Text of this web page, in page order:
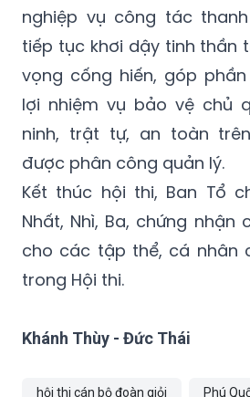
nghiệp vụ công tác
tiếp tục khơi dậy tinh thần
vọng cống hiến, góp
lợi nhiệm vụ bảo vệ chủ
ninh, trật tự, an toàn
được phân công quản lý.
Kết thúc hội thi, Ban Tổ
Nhất, Nhì, Ba, chứng
cho các tập thể, cá nhân
trong Hội thi.
Khánh Thùy - Đức Thái
hội thi cán bộ đoàn giỏi
Phú